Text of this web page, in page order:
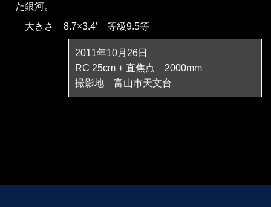
た銀河。
大きさ 8.7×3.4′ 等級9.5等
2011年10月26日
RC 25cm + 直焦点 2000mm
撮影地 富山市天文台